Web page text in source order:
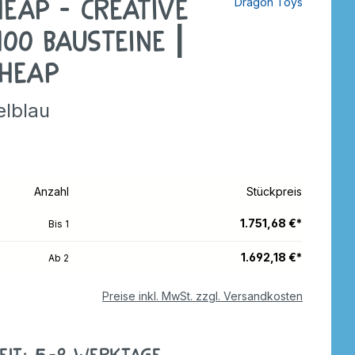
Dreiräder
Wagen
Roller
Anhänger
- creative
Bausteine |
Anzahl Stückpreis
Bis 1 1.751,68 €*
Ab 2 1.692,18 €*
Preise inkl. MwSt. zzgl. Versandkosten